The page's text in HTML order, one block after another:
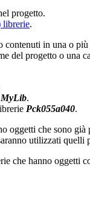
progetto.
librerie.
in una o
del progetto o una
MyLib.
Pck055a040.
oggetti che sono
utilizzati quelli
che hanno oggetti